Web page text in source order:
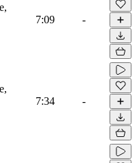
7:09 -
7:34 -